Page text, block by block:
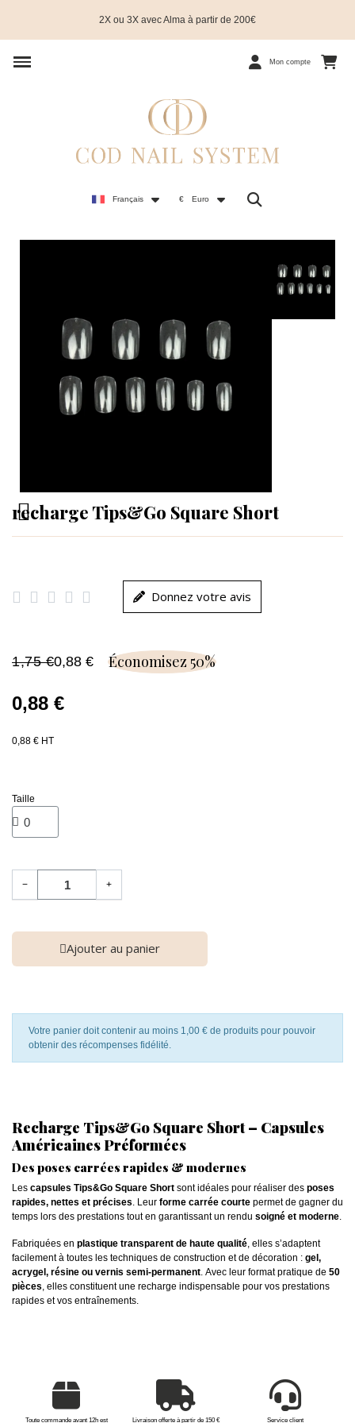
2X ou 3X avec Alma à partir de 200€
Mon compte
Français € Euro
recharge Tips&Go Square Short
     Donnez votre avis
1,75 €0,88 € Économisez 50%
0,88 €
0,88 € HT
Taille
− +
Ajouter au panier
Votre panier doit contenir au moins 1,00 € de produits pour pouvoir
obtenir des récompenses fidélité.
Recharge Tips&Go Square Short – Capsules
Américaines Préformées
Des poses carrées rapides & modernes
Les capsules Tips&Go Square Short sont idéales pour réaliser des poses
rapides, nettes et précises. Leur forme carrée courte permet de gagner du
temps lors des prestations tout en garantissant un rendu soigné et moderne.
Fabriquées en plastique transparent de haute qualité, elles s’adaptent
facilement à toutes les techniques de construction et de décoration : gel,
acrygel, résine ou vernis semi-permanent. Avec leur format pratique de 50
pièces, elles constituent une recharge indispensable pour vos prestations
rapides et vos entraînements.
Toute commande avant 12h est Livraison offerte à partir de 150 € Service client